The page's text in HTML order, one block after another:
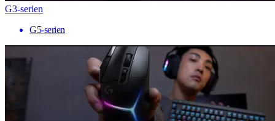
G3-serien
G5-serien